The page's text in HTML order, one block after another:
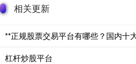
相关更新
**正规股票交易平台有哪些？国内十
杠杆炒股平台